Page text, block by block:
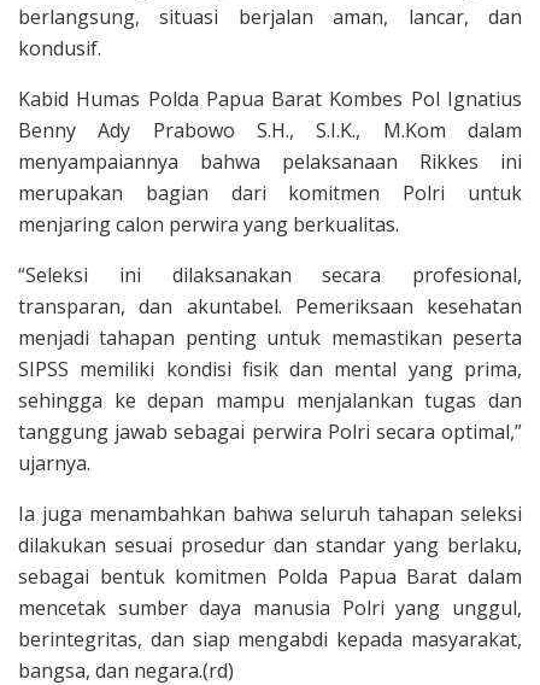
berlangsung, situasi berjalan aman, lancar, dan
kondusif.
Kabid Humas Polda Papua Barat Kombes Pol Ignatius
Benny Ady Prabowo S.H., S.I.K., M.Kom dalam
menyampaiannya bahwa pelaksanaan Rikkes ini
merupakan bagian dari komitmen Polri untuk
menjaring calon perwira yang berkualitas.
“Seleksi ini dilaksanakan secara profesional,
transparan, dan akuntabel. Pemeriksaan kesehatan
menjadi tahapan penting untuk memastikan peserta
SIPSS memiliki kondisi fisik dan mental yang prima,
sehingga ke depan mampu menjalankan tugas dan
tanggung jawab sebagai perwira Polri secara optimal,”
ujarnya.
Ia juga menambahkan bahwa seluruh tahapan seleksi
dilakukan sesuai prosedur dan standar yang berlaku,
sebagai bentuk komitmen Polda Papua Barat dalam
mencetak sumber daya manusia Polri yang unggul,
berintegritas, dan siap mengabdi kepada masyarakat,
bangsa, dan negara.(rd)